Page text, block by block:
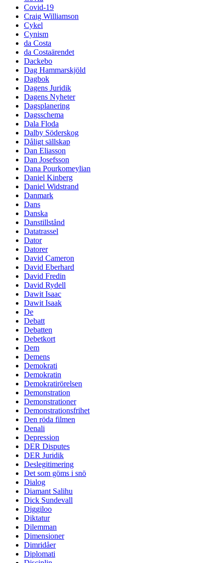
Covid-19
Craig Williamson
Cykel
Cynism
da Costa
da Costaärendet
Dackebo
Dag Hammarskjöld
Dagbok
Dagens Juridik
Dagens Nyheter
Dagsplanering
Dagsschema
Dala Floda
Dalby Söderskog
Dåligt sällskap
Dan Eliasson
Dan Josefsson
Dana Pourkomeylian
Daniel Kinberg
Daniel Widstrand
Danmark
Dans
Danska
Danstillstånd
Datatrassel
Dator
Datorer
David Cameron
David Eberhard
David Fredin
David Rydell
Dawit Isaac
Dawit Isaak
De
Debatt
Debatten
Debetkort
Dem
Demens
Demokrati
Demokratin
Demokratirörelsen
Demonstration
Demonstrationer
Demonstrationsfrihet
Den röda filmen
Denali
Depression
DER Disputes
DER Juridik
Deslegitimering
Det som göms i snö
Dialog
Diamant Salihu
Dick Sundevall
Diggiloo
Diktatur
Dilemman
Dimensioner
Dimridåer
Diplomati